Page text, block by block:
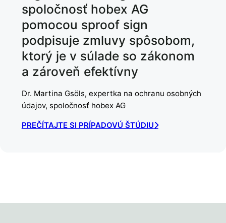
spoločnosť hobex AG
pomocou sproof sign
podpisuje zmluvy spôsobom,
ktorý je v súlade so zákonom
a zároveň efektívny
Dr. Martina Gsöls, expertka na ochranu osobných
údajov, spoločnosť hobex AG
PREČÍTAJTE SI PRÍPADOVÚ ŠTÚDIU